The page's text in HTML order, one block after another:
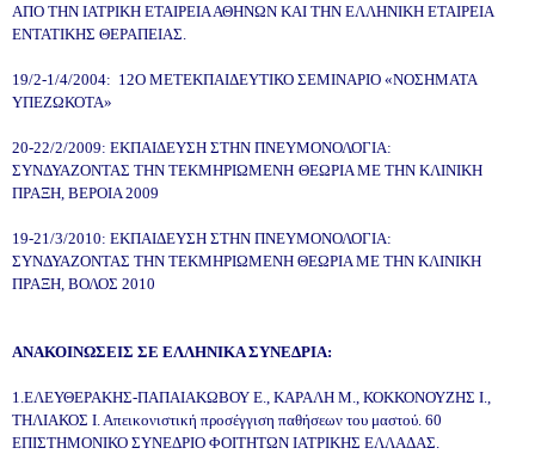
ΑΠΟ ΤΗΝ ΙΑΤΡΙΚΗ ΕΤΑΙΡΕΙΑ ΑΘΗΝΩΝ ΚΑΙ ΤΗΝ ΕΛΛΗΝΙΚΗ ΕΤΑΙΡΕΙΑ
ΕΝΤΑΤΙΚΗΣ ΘΕΡΑΠΕΙΑΣ.
19/2-1/4/2004: 12Ο ΜΕΤΕΚΠΑΙΔΕΥΤΙΚΟ ΣΕΜΙΝΑΡΙΟ «ΝΟΣΗΜΑΤΑ
ΥΠΕΖΩΚΟΤΑ»
20-22/2/2009: ΕΚΠΑΙΔΕΥΣΗ ΣΤΗΝ ΠΝΕΥΜΟΝΟΛΟΓΙΑ:
ΣΥΝΔΥΑΖΟΝΤΑΣ ΤΗΝ ΤΕΚΜΗΡΙΩΜΕΝΗ ΘΕΩΡΙΑ ΜΕ ΤΗΝ ΚΛΙΝΙΚΗ
ΠΡΑΞΗ, ΒΕΡΟΙΑ 2009
19-21/3/2010: ΕΚΠΑΙΔΕΥΣΗ ΣΤΗΝ ΠΝΕΥΜΟΝΟΛΟΓΙΑ:
ΣΥΝΔΥΑΖΟΝΤΑΣ ΤΗΝ ΤΕΚΜΗΡΙΩΜΕΝΗ ΘΕΩΡΙΑ ΜΕ ΤΗΝ ΚΛΙΝΙΚΗ
ΠΡΑΞΗ, ΒΟΛΟΣ 2010
ΑΝΑΚΟΙΝΩΣΕΙΣ ΣΕ ΕΛΛΗΝΙΚΑ ΣΥΝΕΔΡΙΑ:
1.ΕΛΕΥΘΕΡΑΚΗΣ-ΠΑΠΑΙΑΚΩΒΟΥ Ε., ΚΑΡΑΛΗ Μ., ΚΟΚΚΟΝΟΥΖΗΣ Ι.,
ΤΗΛΙΑΚΟΣ Ι. Απεικονιστική προσέγγιση παθήσεων του μαστού. 60
ΕΠΙΣΤΗΜΟΝΙΚΟ ΣΥΝΕΔΡΙΟ ΦΟΙΤΗΤΩΝ ΙΑΤΡΙΚΗΣ ΕΛΛΑΔΑΣ.